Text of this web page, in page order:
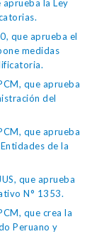
la Ley
que aprueba el
medidas
que aprueba
del
que aprueba
de la
que aprueba
N° 1353.
que crea la
Peruano y